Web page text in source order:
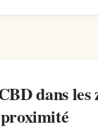
dans les
proximité